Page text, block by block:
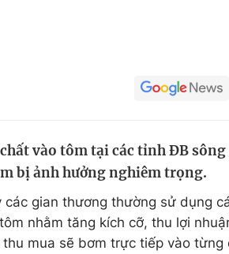
Tuyển sinh
vào tôm tại các tỉnh ĐB
bị ảnh hưởng nghiêm trọng.
gian thương thường sử dụng
nhằm tăng kích cỡ, thu lợi
mua sẽ bơm trực tiếp vào từng